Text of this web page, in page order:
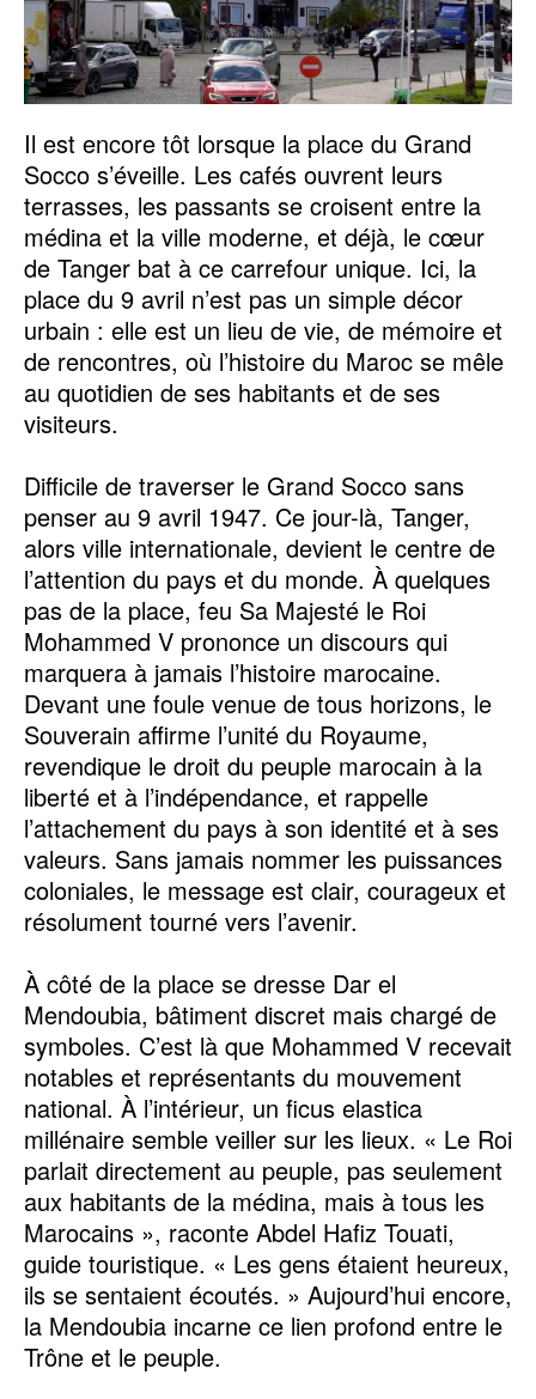
Il est encore tôt lorsque la place du Grand
Socco s’éveille. Les cafés ouvrent leurs
terrasses, les passants se croisent entre la
médina et la ville moderne, et déjà, le cœur
de Tanger bat à ce carrefour unique. Ici, la
place du 9 avril n’est pas un simple décor
urbain : elle est un lieu de vie, de mémoire et
de rencontres, où l’histoire du Maroc se mêle
au quotidien de ses habitants et de ses
visiteurs.
Difficile de traverser le Grand Socco sans
penser au 9 avril 1947. Ce jour-là, Tanger,
alors ville internationale, devient le centre de
l’attention du pays et du monde. À quelques
pas de la place, feu Sa Majesté le Roi
Mohammed V prononce un discours qui
marquera à jamais l’histoire marocaine.
Devant une foule venue de tous horizons, le
Souverain affirme l’unité du Royaume,
revendique le droit du peuple marocain à la
liberté et à l’indépendance, et rappelle
l’attachement du pays à son identité et à ses
valeurs. Sans jamais nommer les puissances
coloniales, le message est clair, courageux et
résolument tourné vers l’avenir.
À côté de la place se dresse Dar el
Mendoubia, bâtiment discret mais chargé de
symboles. C’est là que Mohammed V recevait
notables et représentants du mouvement
national. À l’intérieur, un ficus elastica
millénaire semble veiller sur les lieux. « Le Roi
parlait directement au peuple, pas seulement
aux habitants de la médina, mais à tous les
Marocains », raconte Abdel Hafiz Touati,
guide touristique. « Les gens étaient heureux,
ils se sentaient écoutés. » Aujourd’hui encore,
la Mendoubia incarne ce lien profond entre le
Trône et le peuple.